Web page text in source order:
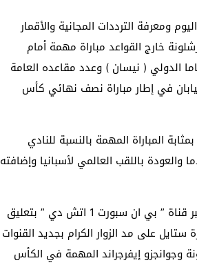
ومعرفة الترددات المجانية والأقمار
خارج القواعد مباراة مهمة أمام
الدولي ( نيسان ) وعدد مقاعده العامة
– اليابان في إطار مباراة نصف نهائي كأس
المباراة المهمة بالنسبة للنادي
باللقب العالمي لأسبانيا وإضافته
ويمكن متابعة مباراة برشلونة وجوانجزو إيفرجراند عبر قناة ” بي ان سبورت 1 اتش دي ” بتعليق
على مد الزوار الكرام بجديد القنوات
وجوانجزو إيفرجراند المهمة في الكأس